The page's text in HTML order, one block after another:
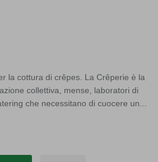
la cottura di crêpes. La Crêperie è la
collettiva, mense, laboratori di
che necessitano di cuocere un...